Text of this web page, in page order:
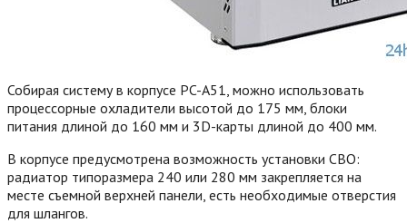
Собирая систему в корпусе PC-A51, можно использовать
процессорные охладители высотой до 175 мм, блоки
питания длиной до 160 мм и 3D-карты длиной до 400 мм.
В корпусе предусмотрена возможность установки СВО:
радиатор типоразмера 240 или 280 мм закрепляется на
месте съемной верхней панели, есть необходимые отверстия
для шлангов.